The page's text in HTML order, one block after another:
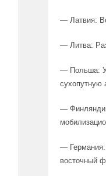
— Латвия:
— Литва:
— Польша:
сухопутную
—
— Германия:
восточный